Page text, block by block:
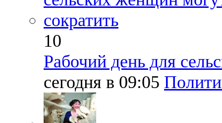
10
Рабочий день для
сегодня в 09:05